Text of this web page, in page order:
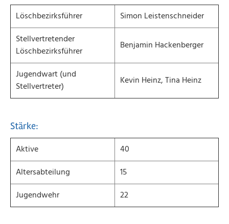
Löschbezirksführer
Simon Leistenschneider
Stellvertretender
Löschbezirksführer
Benjamin Hackenberger
Jugendwart (und
Stellvertreter)
Kevin Heinz, Tina Heinz
Stärke:
Aktive
40
Altersabteilung
15
Jugendwehr
22